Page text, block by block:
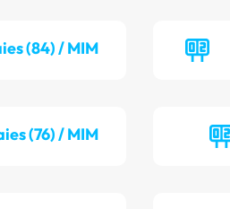
(84) / MIM
(76) / MIM